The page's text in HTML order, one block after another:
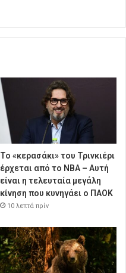
Το «κερασάκι» του Τρινκιέρι
έρχεται από το NBA – Αυτή
είναι η τελευταία μεγάλη
κίνηση που κυνηγάει ο ΠΑΟΚ
10 λεπτά πρίν